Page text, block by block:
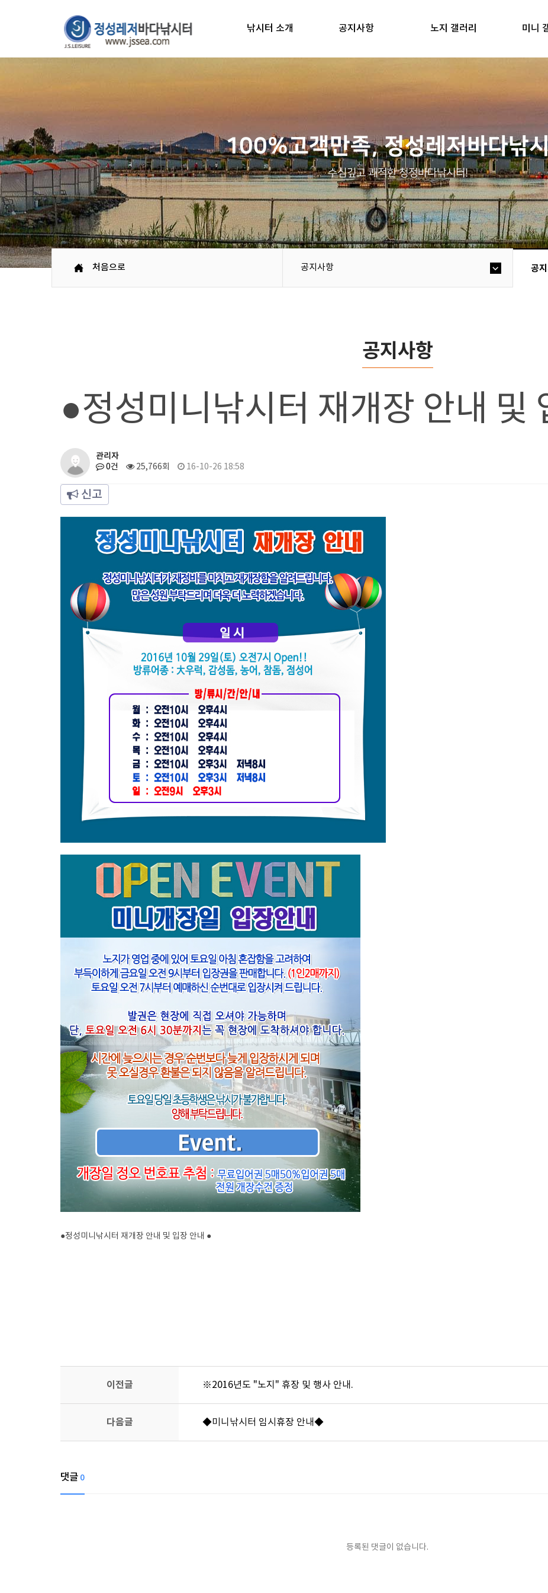
낚시터 소개 공지사항 노지 갤러리 미니
100%고객만족, 정성레저바다낚
수심깊고 쾌적한 청정바다낚시터!
처음으로 공지사항 공
공지사항
●정성미니낚시터 재개장 안내 및
관리자
0건 25,766회 16-10-26 18:58
신고
●정성미니낚시터 재개장 안내 및 입장 안내 ●
이전글 ※2016년도 "노지" 휴장 및 행사 안내.
다음글 ◆미니낚시터 임시휴장 안내◆
댓글 0
등록된 댓글이 없습니다.